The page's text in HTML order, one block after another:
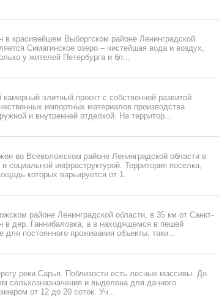
красивейшем Выборгском районе Ленинградской
Симагинское озеро – чистейшая вода и воздух,
у жителей Петербурга и бл...
элитный проект с собственной развитой
импортных материалов производства
и внутренней отделкой. На территор...
во Всеволожском районе Ленинградской области в
социальной инфраструктурой. Территория поселка,
которых варьируется от 1...
районе Ленинградской области, в 35 км от Санкт-
в дер. Ганнибаловка, а в находящемся в пешей
постоянного проживания объекты, таки...
реки Сарья. Поблизости есть лесные массивы. До
сельхозназначения и выделена для дачного
от 12 до 20 соток. Уч...